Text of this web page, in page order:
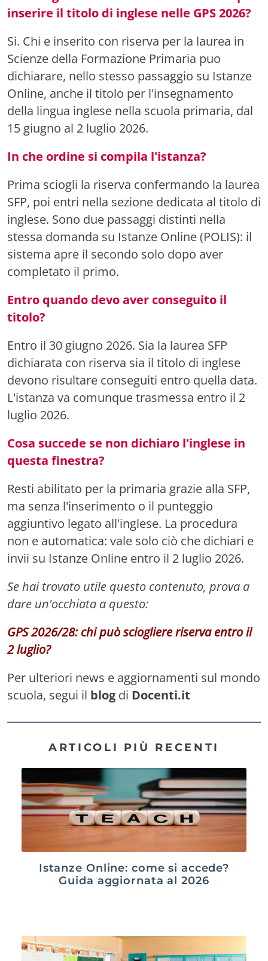
inserire il titolo di inglese nelle GPS 2026?
Si. Chi e inserito con riserva per la laurea in
Scienze della Formazione Primaria puo
dichiarare, nello stesso passaggio su Istanze
Online, anche il titolo per l'insegnamento
della lingua inglese nella scuola primaria, dal
15 giugno al 2 luglio 2026.
In che ordine si compila l'istanza?
Prima sciogli la riserva confermando la laurea
SFP, poi entri nella sezione dedicata al titolo di
inglese. Sono due passaggi distinti nella
stessa domanda su Istanze Online (POLIS): il
sistema apre il secondo solo dopo aver
completato il primo.
Entro quando devo aver conseguito il
titolo?
Entro il 30 giugno 2026. Sia la laurea SFP
dichiarata con riserva sia il titolo di inglese
devono risultare conseguiti entro quella data.
L'istanza va comunque trasmessa entro il 2
luglio 2026.
Cosa succede se non dichiaro l'inglese in
questa finestra?
Resti abilitato per la primaria grazie alla SFP,
ma senza l'inserimento o il punteggio
aggiuntivo legato all'inglese. La procedura
non e automatica: vale solo ciò che dichiari e
invii su Istanze Online entro il 2 luglio 2026.
Se hai trovato utile questo contenuto, prova a
dare un'occhiata a questo:
GPS 2026/28: chi può sciogliere riserva entro il
2 luglio?
Per ulteriori news e aggiornamenti sul mondo
scuola, segui il blog di Docenti.it
ARTICOLI PIÙ RECENTI
Istanze Online: come si accede?
Guida aggiornata al 2026